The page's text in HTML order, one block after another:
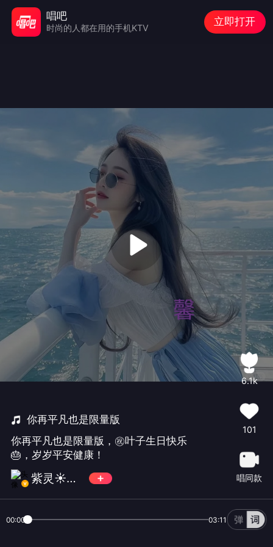
你再平凡也是限量版
你再平凡也是限量版，㊗️叶子生日快乐
🎂，岁岁平安健康！
紫灵☀️兰馨🍀（休息）
6.1k
101
唱同款
00:00 03:11
唱吧
时尚的人都在用的手机KTV
立即打开